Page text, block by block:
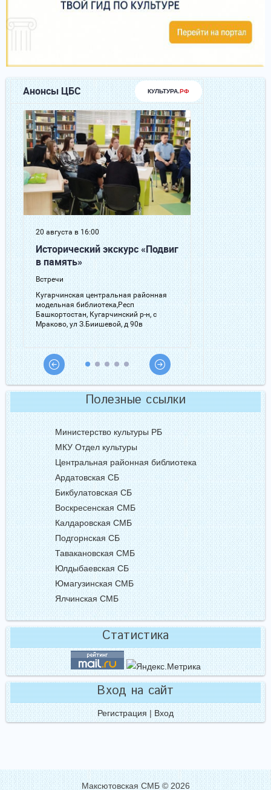
Полезные ссылки
Министерство культуры РБ
МКУ Отдел культуры
Центральная районная библиотека
Ардатовская СБ
Бикбулатовская СБ
Воскресенская СМБ
Калдаровская СМБ
Подгорнская СБ
Тавакановская СМБ
Юлдыбаевская СБ
Юмагузинская СМБ
Ялчинская СМБ
Статистика
Вход на сайт
Регистрация | Вход
Максютовская СМБ © 2026